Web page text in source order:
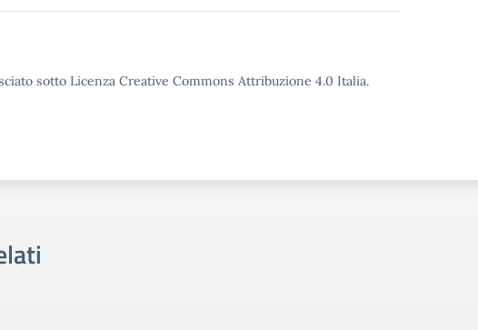
sotto Licenza Creative Commons Attribuzione 4.0 Italia.